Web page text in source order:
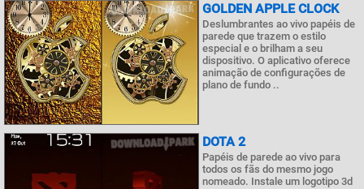
GOLDEN APPLE CLOCK
Deslumbrantes ao vivo papéis de
parede que trazem o estilo
especial e o brilham a seu
dispositivo. O aplicativo oferece
animação de configurações de
plano de fundo ..
DOTA 2
Papéis de parede ao vivo para
todos os fãs do mesmo jogo
nomeado. Instale um logotipo 3d